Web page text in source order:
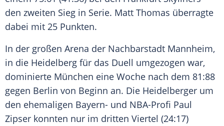
den zweiten Sieg in Serie. Matt Thomas überragte
dabei mit 25 Punkten.
In der großen Arena der Nachbarstadt Mannheim,
in die Heidelberg für das Duell umgezogen war,
dominierte München eine Woche nach dem 81:88
gegen Berlin von Beginn an. Die Heidelberger um
den ehemaligen Bayern- und NBA-Profi Paul
Zipser konnten nur im dritten Viertel (24:17)